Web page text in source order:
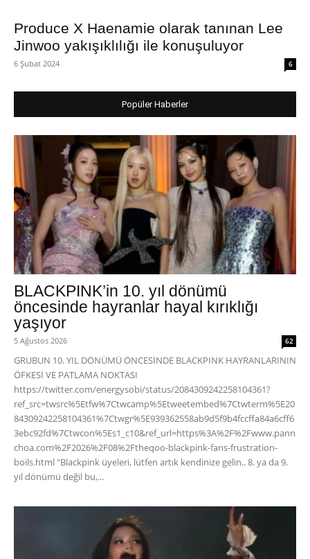
Produce X Haenamie olarak tanınan Lee
Jinwoo yakışıklılığı ile konuşuluyor
6 Şubat 2024 6
Popüler Haberler
BLACKPINK’in 10. yıl dönümü
öncesinde hayranlar hayal kırıklığı
yaşıyor
5 Ağustos 2026 62
GRUBUN 10. YIL DÖNÜMÜ ÖNCESİNDE BLACKPINK HAYRANLARININ
ÖFKESİ VE PATLAMA NOKTASI
https://twitter.com/energysobi/status/2084309242258104361?
ref_src=twsrc%5Etfw%7Ctwcamp%5Etweetembed%7Ctwterm%5E20
84309242258104361%7Ctwgr%5E939362558ab9d5f9b4fccffa84a6cff6
3ebc92fd%7Ctwcon%5Es1_c10&ref_url=https%3A%2F%2Fwww.pann
choa.com%2F2026%2F08%2Ftheqoo-blackpink-fans-frustration-
boils.html "Blackpink üyeleri, lütfen artık kendinize gelin.. 8. ya da 9.
yıl dönümü değil bu,...